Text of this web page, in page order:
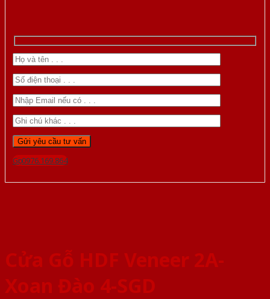
Gọi 0976.169.864
Cửa Gỗ HDF Veneer 2A-
Xoan Đào 4-SGD